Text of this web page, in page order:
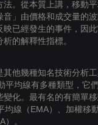
。從本質上講，移動
音」由價格和成交量的
已經發生的事件，因
的解釋性指標。
其他幾種知名技術分析
平均線有多種類型，它
化。最有名的有簡單
均線（EMA）、加權移
。